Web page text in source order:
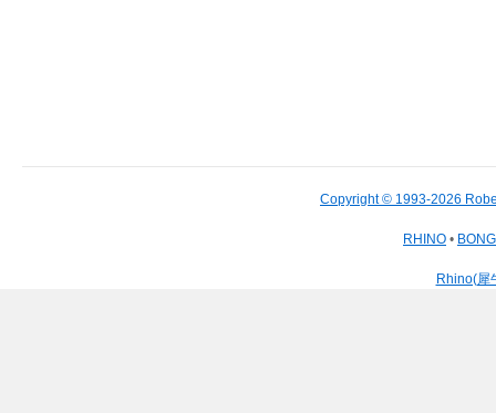
Copyright © 1993-2026
RHINO •
Rhino(犀